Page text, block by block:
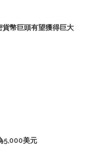
幣巨頭有望獲得巨大
5,000美元